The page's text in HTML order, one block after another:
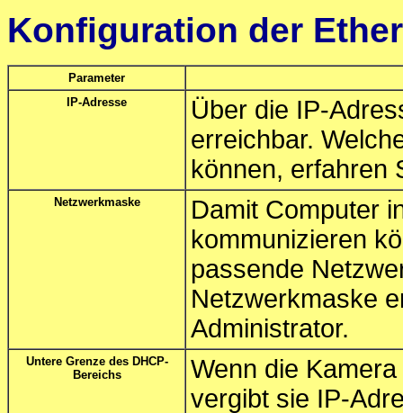
Konfiguration der
Parameter
IP-Adresse
Über die IP-
erreichbar.
können, erfahren
Netzwerkmaske
Damit Computer
kommunizieren
passende
Netzwerkmaske
Administrator.
Untere Grenze des DHCP-
Bereichs
Wenn die
vergibt sie IP-